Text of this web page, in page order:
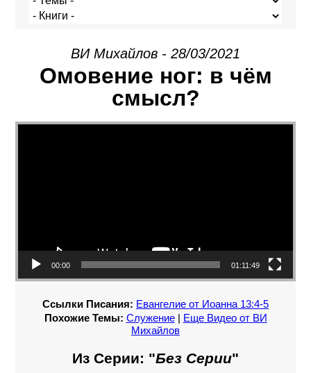
ВИ Михайлов - 28/03/2021
Омовение ног: в чём
смысл?
Видеоплеер
00:00 01:11:49
Ссылки Писания: Евангелие от Иоанна 13:4-5
Похожие Темы: Служение| Еще Видео от ВИ
Михайлов
Из Серии: "Без Серии"